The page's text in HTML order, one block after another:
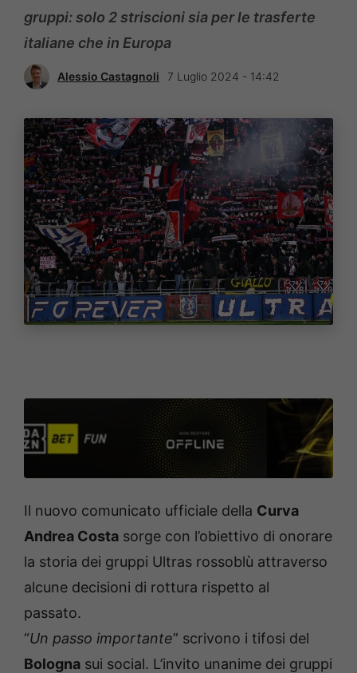
gruppi: solo 2 striscioni sia per le trasferte
italiane che in Europa
Alessio Castagnoli 7 Luglio 2024 - 14:42
Il nuovo comunicato ufficiale della Curva
Andrea Costa sorge con l’obiettivo di onorare
la storia dei gruppi Ultras rossoblù attraverso
alcune decisioni di rottura rispetto al
passato.
“Un passo importante” scrivono i tifosi del
Bologna sui social. L’invito unanime dei gruppi